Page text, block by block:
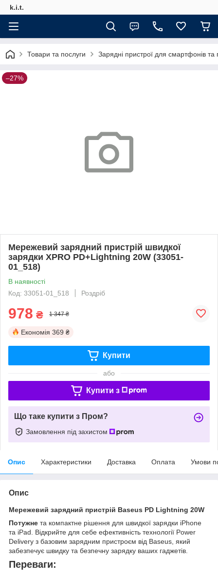
k.i.t.
Товари та послуги Зарядні пристрої для смартфонів та
–27%
Мережевий зарядний пристрій швидкої
зарядки XPRO PD+Lightning 20W (33051-
01_518)
В наявності
Код: 33051-01_518
Роздріб
978 ₴ 1 347 ₴
Економія 369 ₴
Купити
або
Купити з
Що таке купити з Пром?
Замовлення під захистом
Опис Характеристики Доставка Оплата Умови
Опис
Мережевий зарядний пристрій Baseus PD Lightning 20W
Потужне та компактне рішення для швидкої зарядки iPhone
та iPad. Відкрийте для себе ефективність технології Power
Delivery з базовим зарядним пристроєм від Baseus, який
забезпечує швидку та безпечну зарядку ваших гаджетів.
Переваги: